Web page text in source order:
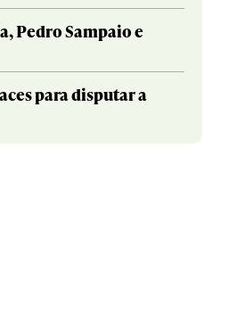
Pedro Sampaio e
para disputar a